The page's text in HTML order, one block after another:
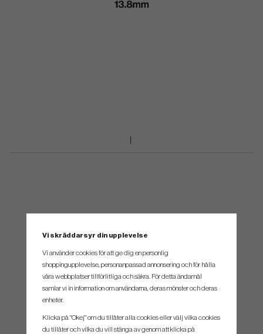
Vi skräddarsyr din upplevelse
Vi använder cookies för att ge dig en personlig
shoppingupplevelse, personanpassad annonsering och för hålla
våra webbplatser tillförlitliga och säkra. För detta ändamål
samlar vi in information om användarna, deras mönster och deras
enheter.
Klicka på "Okej" om du tillåter alla cookies eller välj vilka cookies
du tillåter och vilka du vill stänga av genom att klicka på